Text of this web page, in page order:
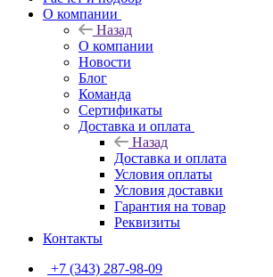
О компании
Назад
О компании
Новости
Блог
Команда
Сертификаты
Доставка и оплата
Назад
Доставка и оплата
Условия оплаты
Условия доставки
Гарантия на товар
Реквизиты
Контакты
+7 (343) 287-98-09